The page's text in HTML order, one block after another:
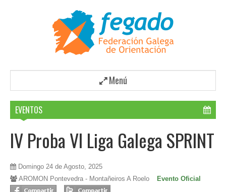
Menú
EVENTOS
IV Proba VI Liga Galega SPRINT
Domingo 24 de Agosto, 2025
AROMON Pontevedra - Montañeiros A Roelo
Evento Oficial